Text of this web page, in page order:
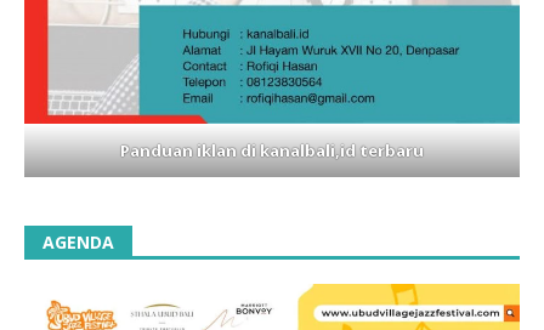
Panduan iklan di kanalbali,id terbaru
AGENDA